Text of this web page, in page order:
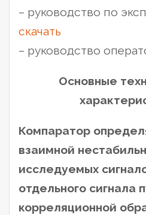
– руководство по
скачать
– руководство
Основные
Компаратор
взаимной
исследуемых
отдельного сигнала
корреляционной